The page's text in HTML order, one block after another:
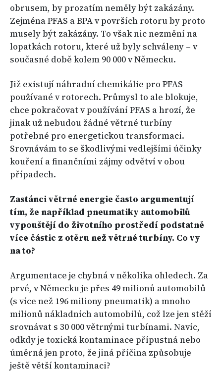
obrusem, by prozatím neměly být zakázány.
Zejména PFAS a BPA v površích rotoru by proto
musely být zakázány. To však nic nezmění na
lopatkách rotoru, které už byly schváleny – v
současné době kolem 90 000 v Německu.
Již existují náhradní chemikálie pro PFAS
používané v rotorech. Průmysl to ale blokuje,
chce pokračovat v používání PFAS a hrozí, že
jinak už nebudou žádné větrné turbíny
potřebné pro energetickou transformaci.
Srovnávám to se škodlivými vedlejšími účinky
kouření a finančními zájmy odvětví v obou
případech.
Zastánci větrné energie často argumentují
tím, že například pneumatiky automobilů
vypouštějí do životního prostředí podstatně
více částic z otěru než větrné turbíny. Co vy
na to?
Argumentace je chybná v několika ohledech. Za
prvé, v Německu je přes 49 milionů automobilů
(s více než 196 miliony pneumatik) a mnoho
milionů nákladních automobilů, což lze jen stěží
srovnávat s 30 000 větrnými turbínami. Navíc,
odkdy je toxická kontaminace přípustná nebo
úměrná jen proto, že jiná příčina způsobuje
ještě větší kontaminaci?